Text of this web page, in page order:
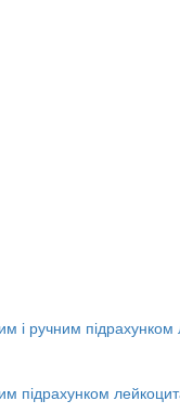
і ручним
підрахунком